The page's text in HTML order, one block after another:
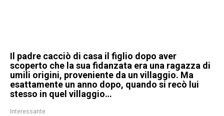
Il padre cacciò di casa il figlio dopo aver
scoperto che la sua fidanzata era una ragazza di
umili origini, proveniente da un villaggio. Ma
esattamente un anno dopo, quando si recò lui
stesso in quel villaggio…
Interessante